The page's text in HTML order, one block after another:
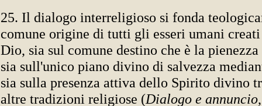
25. Il dialogo interreligioso si fonda
comune origine di tutti gli esseri umani
Dio, sia sul comune destino che è la
sia sull'unico piano divino di salvezza
sia sulla presenza attiva dello Spirito divino
altre tradizioni religiose (Dialogo e annuncio